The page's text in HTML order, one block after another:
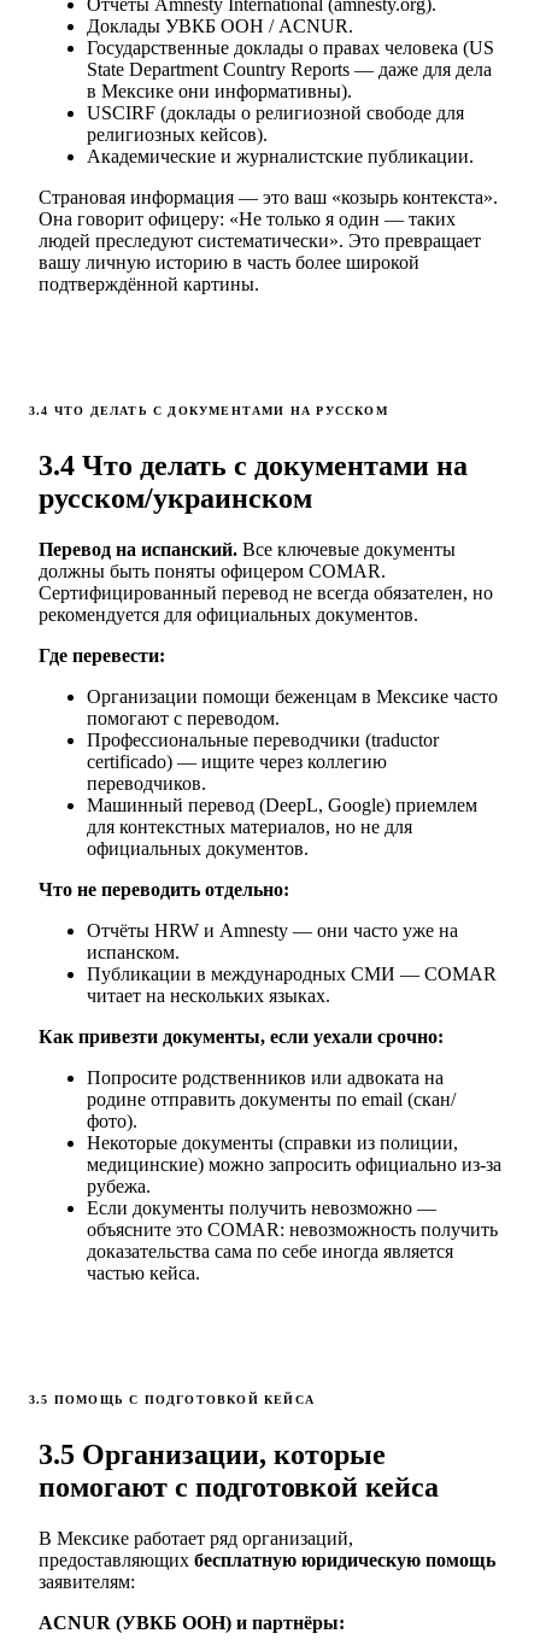
Отчёты Amnesty International (amnesty.org).
Доклады УВКБ ООН / ACNUR.
Государственные доклады о правах человека (US
State Department Country Reports — даже для дела
в Мексике они информативны).
USCIRF (доклады о религиозной свободе для
религиозных кейсов).
Академические и журналистские публикации.
Страновая информация — это ваш «козырь контекста».
Она говорит офицеру: «Не только я один — таких
людей преследуют систематически». Это превращает
вашу личную историю в часть более широкой
подтверждённой картины.
3.4 ЧТО ДЕЛАТЬ С ДОКУМЕНТАМИ НА РУССКОМ
3.4 Что делать с документами на
русском/украинском
Перевод на испанский. Все ключевые документы
должны быть поняты офицером COMAR.
Сертифицированный перевод не всегда обязателен, но
рекомендуется для официальных документов.
Где перевести:
Организации помощи беженцам в Мексике часто
помогают с переводом.
Профессиональные переводчики (traductor
certificado) — ищите через коллегию
переводчиков.
Машинный перевод (DeepL, Google) приемлем
для контекстных материалов, но не для
официальных документов.
Что не переводить отдельно:
Отчёты HRW и Amnesty — они часто уже на
испанском.
Публикации в международных СМИ — COMAR
читает на нескольких языках.
Как привезти документы, если уехали срочно:
Попросите родственников или адвоката на
родине отправить документы по email (скан/
фото).
Некоторые документы (справки из полиции,
медицинские) можно запросить официально из-за
рубежа.
Если документы получить невозможно —
объясните это COMAR: невозможность получить
доказательства сама по себе иногда является
частью кейса.
3.5 ПОМОЩЬ С ПОДГОТОВКОЙ КЕЙСА
3.5 Организации, которые
помогают с подготовкой кейса
В Мексике работает ряд организаций,
предоставляющих бесплатную юридическую помощь
заявителям:
ACNUR (УВКБ ООН) и партнёры: